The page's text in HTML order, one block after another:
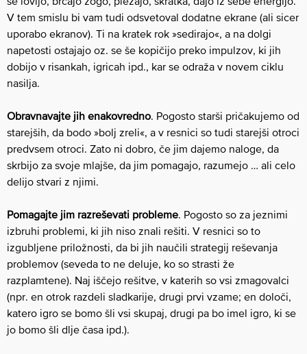
V tem smislu bi vam tudi odsvetoval dodatne ekrane (ali sicer
uporabo ekranov). Ti na kratek rok »sedirajo«, a na dolgi
napetosti ostajajo oz. se še kopičijo preko impulzov, ki jih
dobijo v risankah, igricah ipd., kar se odraža v novem ciklu
nasilja.
Obravnavajte jih enakovredno. Pogosto starši pričakujemo od
starejših, da bodo »bolj zreli«, a v resnici so tudi starejši otroci
predvsem otroci. Zato ni dobro, če jim dajemo naloge, da
skrbijo za svoje mlajše, da jim pomagajo, razumejo … ali celo
delijo stvari z njimi.
Pomagajte jim razreševati probleme. Pogosto so za jeznimi
izbruhi problemi, ki jih niso znali rešiti. V resnici so to
izgubljene priložnosti, da bi jih naučili strategij reševanja
problemov (seveda to ne deluje, ko so strasti že
razplamtene). Naj iščejo rešitve, v katerih so vsi zmagovalci
(npr. en otrok razdeli sladkarije, drugi prvi vzame; en določi,
katero igro se bomo šli vsi skupaj, drugi pa bo imel igro, ki se
jo bomo šli dlje časa ipd.).